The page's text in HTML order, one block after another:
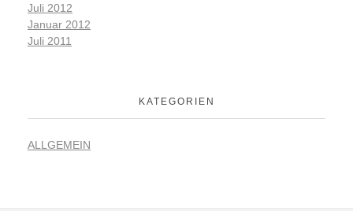
Juli 2012
Januar 2012
Juli 2011
KATEGORIEN
ALLGEMEIN